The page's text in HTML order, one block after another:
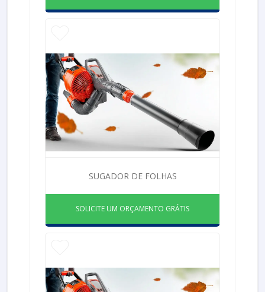
SUGADOR DE FOLHAS
SOLICITE UM ORÇAMENTO GRÁTIS